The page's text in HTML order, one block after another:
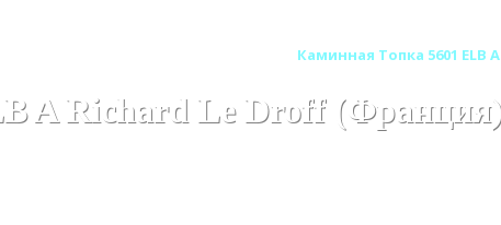
Каминная Топка 5601 ELB
A Richard Le Droff